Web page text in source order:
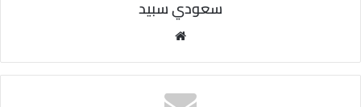
سعودي سبيد
الوي
ب